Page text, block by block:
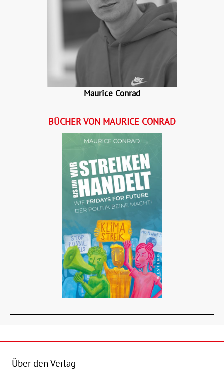
Maurice Conrad
BÜCHER VON MAURICE CONRAD
Über den Verlag